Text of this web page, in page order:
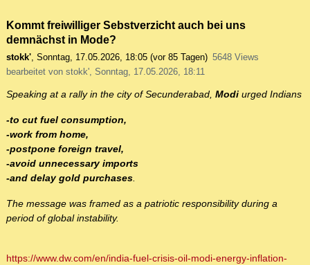
Kommt freiwilliger Sebstverzicht auch bei uns
demnächst in Mode?
stokk', Sonntag, 17.05.2026, 18:05 (vor 85 Tagen) 5648 Views
bearbeitet von stokk', Sonntag, 17.05.2026, 18:11
Speaking at a rally in the city of Secunderabad, Modi urged Indians
-to cut fuel consumption,
-work from home,
-postpone foreign travel,
-avoid unnecessary imports
-and delay gold purchases.
The message was framed as a patriotic responsibility during a
period of global instability.
https://www.dw.com/en/india-fuel-crisis-oil-modi-energy-inflation-